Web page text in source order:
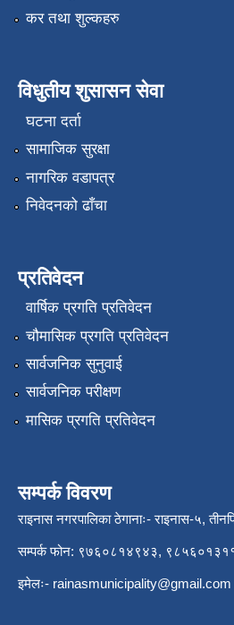
कर तथा शुल्कहरु
विधुतीय शुसासन सेवा
घटना दर्ता
सामाजिक सुरक्षा
नागरिक वडापत्र
निवेदनको ढाँचा
प्रतिवेदन
वार्षिक प्रगति प्रतिवेदन
चौमासिक प्रगति प्रतिवेदन
सार्वजनिक सुनुवाई
सार्वजनिक परीक्षण
मासिक प्रगति प्रतिवेदन
सम्पर्क विवरण
राइनास नगरपालिका ठेगानाः- राइनास-५,
सम्पर्क फोन: ९७६०८१४९४३,
इमेलः- rainasmunicipality@gmail.com